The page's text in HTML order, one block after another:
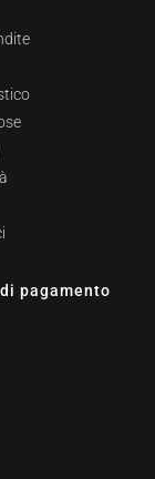
pagamento